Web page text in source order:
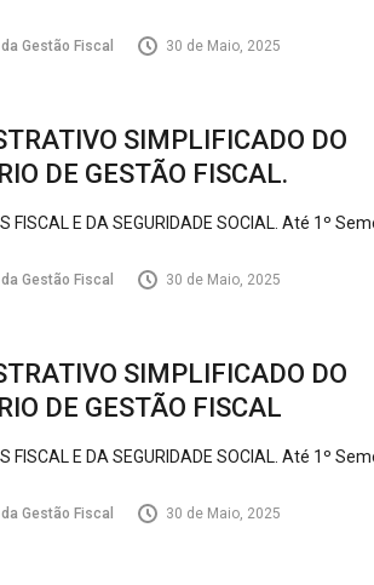
Gestão Fiscal 30 de Maio, 2025
SIMPLIFICADO DO
DE GESTÃO FISCAL.
FISCAL E DA SEGURIDADE SOCIAL. Até 1º
Gestão Fiscal 30 de Maio, 2025
SIMPLIFICADO DO
DE GESTÃO FISCAL
FISCAL E DA SEGURIDADE SOCIAL. Até 1º
Gestão Fiscal 30 de Maio, 2025